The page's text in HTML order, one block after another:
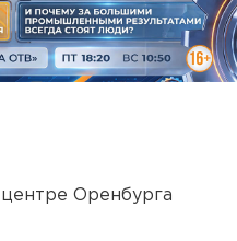
Оренбурга